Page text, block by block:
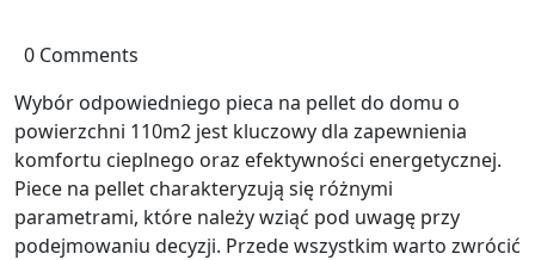
0 Comments
Wybór odpowiedniego pieca na pellet do domu o
powierzchni 110m2 jest kluczowy dla zapewnienia
komfortu cieplnego oraz efektywności energetycznej.
Piece na pellet charakteryzują się różnymi
parametrami, które należy wziąć pod uwagę przy
podejmowaniu decyzji. Przede wszystkim warto zwrócić